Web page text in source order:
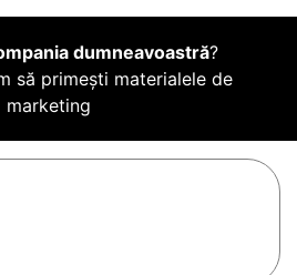
dumneavoastră?
să primești materialele de
marketing